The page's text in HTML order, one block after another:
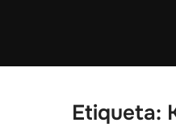
Etiqueta: